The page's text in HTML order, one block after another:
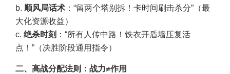
b. 顺风局话术 ：“留两个塔别拆！卡时间刷击杀分”（最
大化资源收益）
c. 绝杀时刻 ：“所有人传中路！铁衣开盾墙压复活
点！”（决胜阶段通用指令）
二、高战分配法则：战力≠作用